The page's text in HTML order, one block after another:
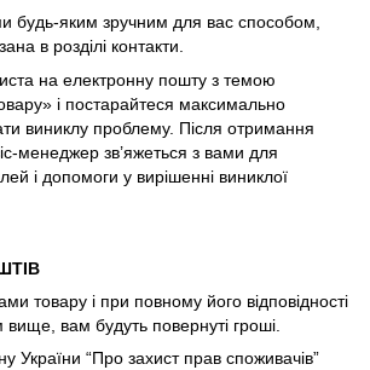
будь-яким зручним для вас способом,
в розділі контакти.
на електронну пошту з темою
і постарайтеся максимально
виниклу проблему. Після отримання
менеджер зв’яжеться з вами для
і допомоги у вирішенні виниклої
товару і при повному його відповідності
вам будуть повернуті гроші.
України “Про захист прав споживачів”